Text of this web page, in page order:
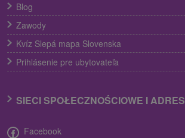
Blog
Zawody
Kvíz Slepá mapa Slovenska
Prihlásenie pre ubytovateľa
SIECI SPOŁECZNOŚCIOWE I ADRES
Facebook